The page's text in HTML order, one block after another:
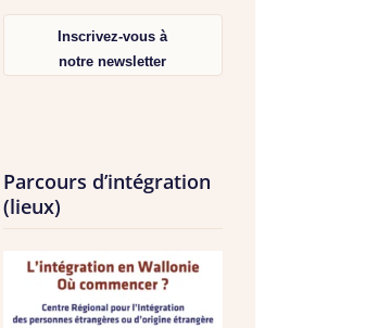
Inscrivez-vous à
notre newsletter
Parcours d’intégration
(lieux)